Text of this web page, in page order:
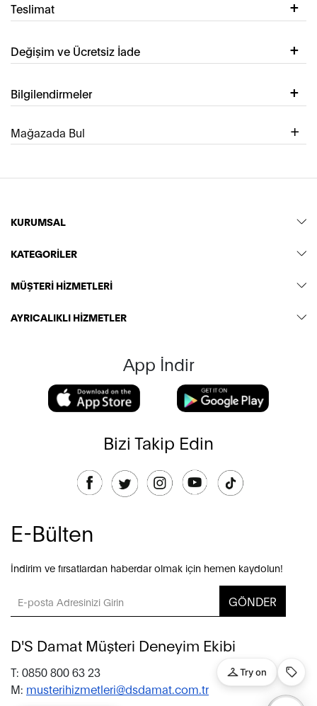
Teslimat
Değişim ve Ücretsiz İade
Bilgilendirmeler
Mağazada Bul
KURUMSAL
KATEGORİLER
MÜŞTERİ HİZMETLERİ
AYRICALIKLI HİZMETLER
App İndir
Bizi Takip Edin
E-Bülten
İndirim ve fırsatlardan haberdar olmak için hemen kaydolun!
GÖNDER
D'S Damat Müşteri Deneyim Ekibi
T: 0850 800 63 23
M: musterihizmetleri@dsdamat.com.tr